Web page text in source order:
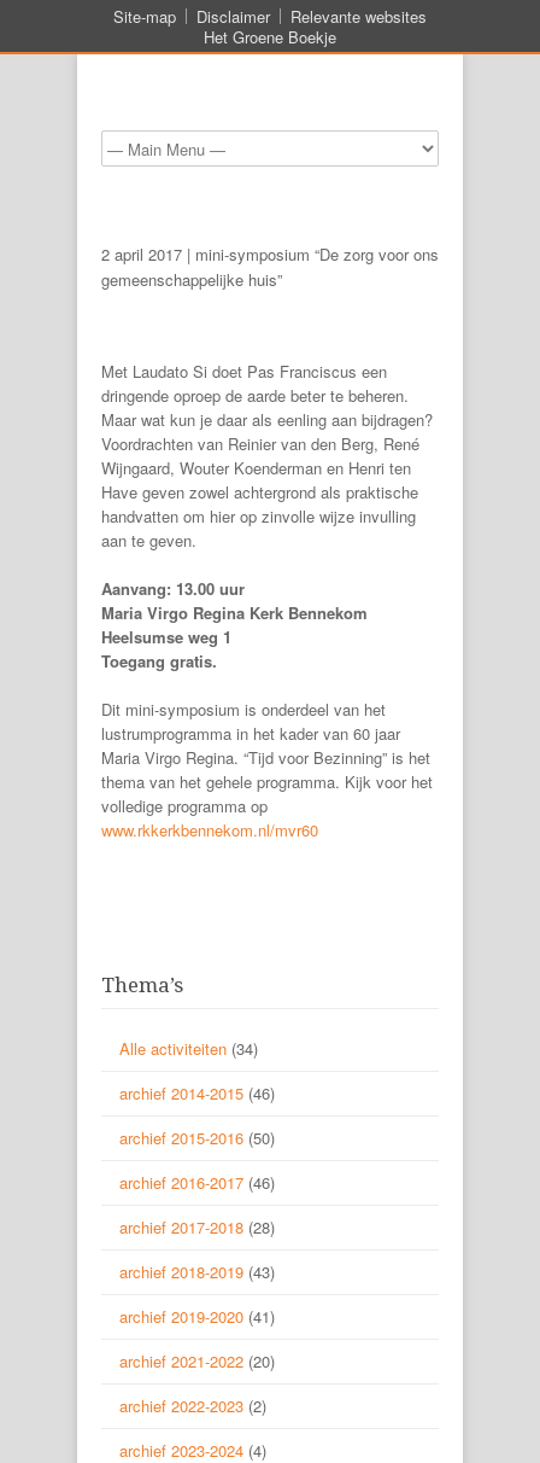
Site-map Disclaimer
Relevante websites
Het Groene Boekje
2 april 2017 | mini-symposium “De zorg voor ons
gemeenschappelijke huis”
Met Laudato Si doet Pas Franciscus een
dringende oproep de aarde beter te beheren.
Maar wat kun je daar als eenling aan bijdragen?
Voordrachten van Reinier van den Berg, René
Wijngaard, Wouter Koenderman en Henri ten
Have geven zowel achtergrond als praktische
handvatten om hier op zinvolle wijze invulling
aan te geven.
Aanvang: 13.00 uur
Maria Virgo Regina Kerk Bennekom
Heelsumse weg 1
Toegang gratis.
Dit mini-symposium is onderdeel van het
lustrumprogramma in het kader van 60 jaar
Maria Virgo Regina. “Tijd voor Bezinning” is het
thema van het gehele programma. Kijk voor het
volledige programma op
www.rkkerkbennekom.nl/mvr60
Thema’s
Alle activiteiten (34)
archief 2014-2015 (46)
archief 2015-2016 (50)
archief 2016-2017 (46)
archief 2017-2018 (28)
archief 2018-2019 (43)
archief 2019-2020 (41)
archief 2021-2022 (20)
archief 2022-2023 (2)
archief 2023-2024 (4)